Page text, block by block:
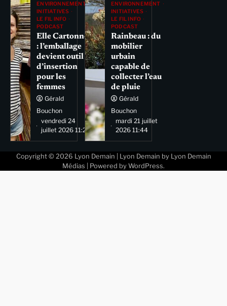
ENVIRONNEMENT
INITIATIVES
LE FIL INFO
PODCAST
Elle Cartonne
: l’emballage
devient outil
d’insertion
pour les
femmes
Gérald
Bouchon
vendredi 24
juillet 2026 11:29
ENVIRONNEMENT
INITIATIVES
LE FIL INFO
PODCAST
Rainbeau : du
mobilier
urbain
capable de
collecter l’eau
de pluie
Gérald
Bouchon
mardi 21 juillet
2026 11:44
Copyright © 2026 Lyon Demain | Lyon Demain by Lyon Demain
Médias | Powered by WordPress.